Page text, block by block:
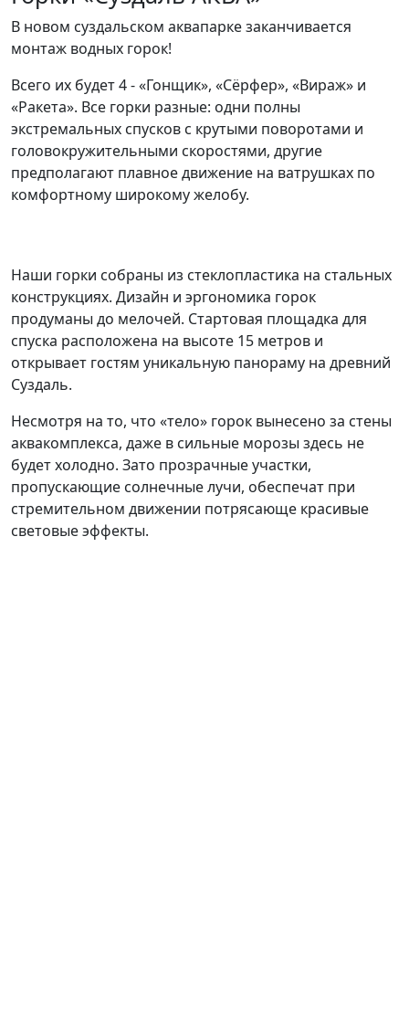
В новом суздальском аквапарке заканчивается
монтаж водных горок!
Всего их будет 4 - «Гонщик», «Сёрфер», «Вираж» и
«Ракета». Все горки разные: одни полны
экстремальных спусков с крутыми поворотами и
головокружительными скоростями, другие
предполагают плавное движение на ватрушках по
комфортному широкому желобу.
Наши горки собраны из стеклопластика на стальных
конструкциях. Дизайн и эргономика горок
продуманы до мелочей. Стартовая площадка для
спуска расположена на высоте 15 метров и
открывает гостям уникальную панораму на древний
Суздаль.
Несмотря на то, что «тело» горок вынесено за стены
аквакомплекса, даже в сильные морозы здесь не
будет холодно. Зато прозрачные участки,
пропускающие солнечные лучи, обеспечат при
стремительном движении потрясающе красивые
световые эффекты.